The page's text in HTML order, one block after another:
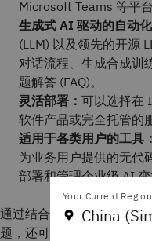
Microsoft Teams 等平
生成式 AI 驱动的自动化
(LLM) 以及领先的开源
对话流程、生成合成训
题解答 (FAQ)。
灵活部署： 可以选择在
软件产品或完全托管的
适用于各类用户的工具：
为业务用户提供的无代
部署和管理企业级 AI
通过结合这些功能，
题，还可以将对话与企业
Your Current
China